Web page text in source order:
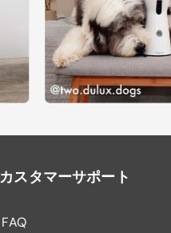
カスタマーサポート
FAQ